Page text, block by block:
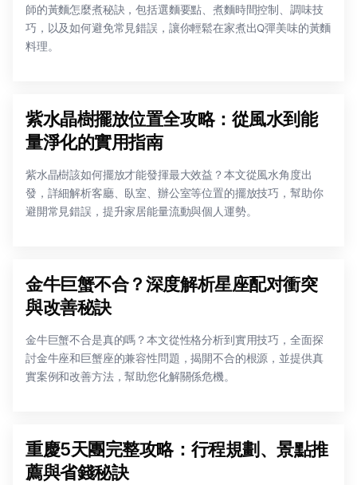
師的黃麵怎麼煮秘訣，包括選麵要點、煮麵時間控制、調味技
巧，以及如何避免常見錯誤，讓你輕鬆在家煮出Q彈美味的黃麵
料理。
紫水晶樹擺放位置全攻略：從風水到能
量淨化的實用指南
紫水晶樹該如何擺放才能發揮最大效益？本文從風水角度出
發，詳細解析客廳、臥室、辦公室等位置的擺放技巧，幫助你
避開常見錯誤，提升家居能量流動與個人運勢。
金牛巨蟹不合？深度解析星座配对衝突
與改善秘訣
金牛巨蟹不合是真的嗎？本文從性格分析到實用技巧，全面探
討金牛座和巨蟹座的兼容性問題，揭開不合的根源，並提供真
實案例和改善方法，幫助您化解關係危機。
重慶5天團完整攻略：行程規劃、景點推
薦與省錢秘訣